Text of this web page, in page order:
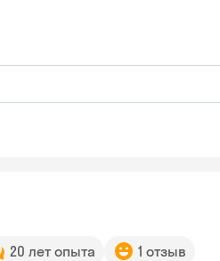
20 лет опыта 1 отзыв